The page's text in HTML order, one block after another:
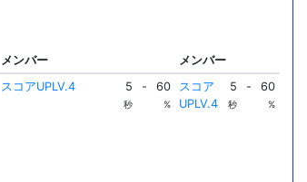
メンバー
メンバー
スコアUPLV.4 5
秒
- 60
%
スコア
UPLV.4
5
秒
- 60
%